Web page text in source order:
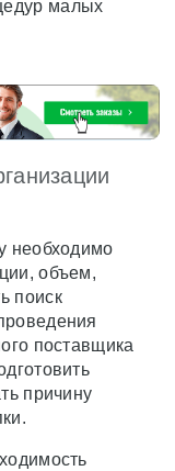
малых
необходимо
объем,
поиск
поставщика
причину